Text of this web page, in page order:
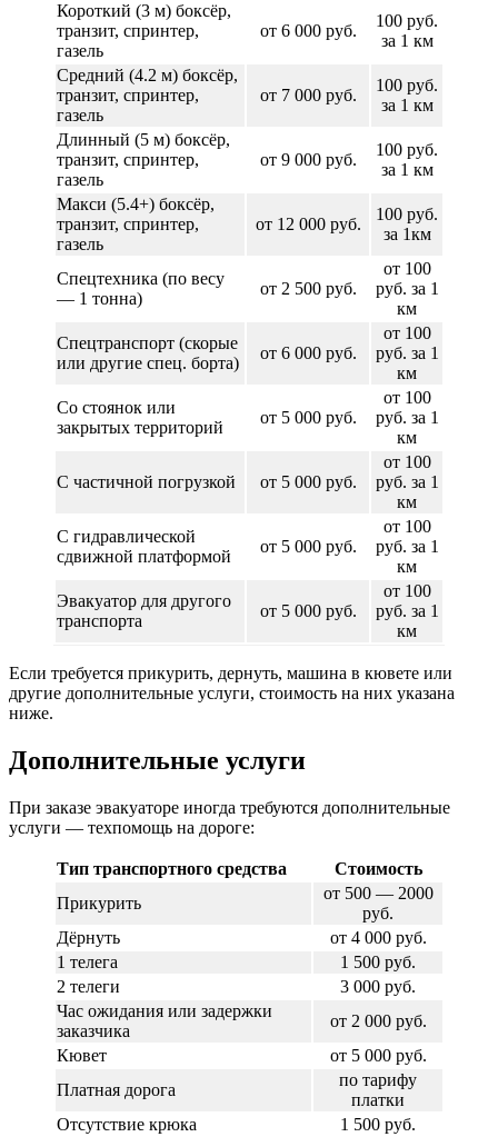
Короткий (3 м) боксёр,
транзит, спринтер,
газель
от 6 000 руб.
100 руб.
за 1 км
Средний (4.2 м) боксёр,
транзит, спринтер,
газель
от 7 000 руб.
100 руб.
за 1 км
Длинный (5 м) боксёр,
транзит, спринтер,
газель
от 9 000 руб.
100 руб.
за 1 км
Макси (5.4+) боксёр,
транзит, спринтер,
газель
от 12 000 руб.
100 руб.
за 1км
Спецтехника (по весу
— 1 тонна)
от 2 500 руб.
от 100
руб. за 1
км
Спецтранспорт (скорые
или другие спец. борта)
от 6 000 руб.
от 100
руб. за 1
км
Со стоянок или
закрытых территорий
от 5 000 руб.
от 100
руб. за 1
км
С частичной погрузкой от 5 000 руб.
от 100
руб. за 1
км
С гидравлической
сдвижной платформой
от 5 000 руб.
от 100
руб. за 1
км
Эвакуатор для другого
транспорта
от 5 000 руб.
от 100
руб. за 1
км
Если требуется прикурить, дернуть, машина в кювете или
другие дополнительные услуги, стоимость на них указана
ниже.
Дополнительные услуги
При заказе эвакуаторе иногда требуются дополнительные
услуги — техпомощь на дороге:
Тип транспортного средства
Стоимость
Прикурить
от 500 — 2000
руб.
Дёрнуть
от 4 000 руб.
1 телега
1 500 руб.
2 телеги
3 000 руб.
Час ожидания или задержки
заказчика
от 2 000 руб.
Кювет
от 5 000 руб.
Платная дорога
по тарифу
платки
Отсутствие крюка
1 500 руб.